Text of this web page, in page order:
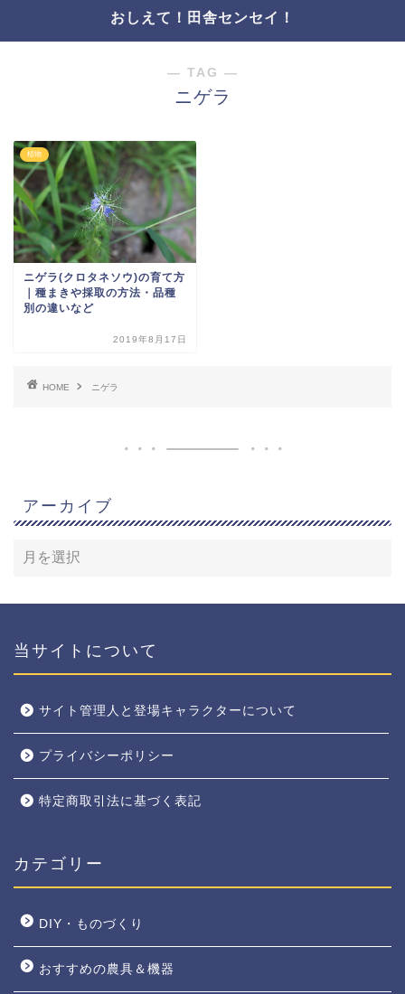
おしえて！田舎センセイ！
― TAG ―
ニゲラ
植物
ニゲラ(クロタネソウ)の育て方
｜種まきや採取の方法・品種
別の違いなど
2019年8月17日
HOME ニゲラ
アーカイブ
当サイトについて
サイト管理人と登場キャラクターについて
プライバシーポリシー
特定商取引法に基づく表記
カテゴリー
DIY・ものづくり
おすすめの農具＆機器